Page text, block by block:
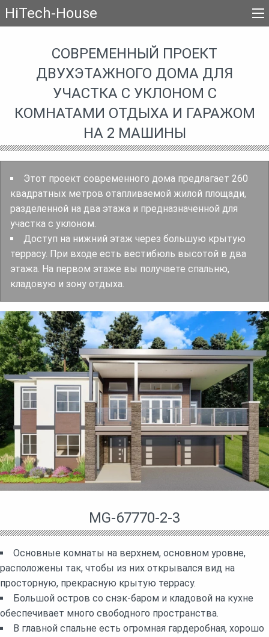
HiTech-House
СОВРЕМЕННЫЙ ПРОЕКТ
ДВУХЭТАЖНОГО ДОМА ДЛЯ
УЧАСТКА С УКЛОНОМ С
КОМНАТАМИ ОТДЫХА И ГАРАЖОМ
НА 2 МАШИНЫ
Этот проект современного дома предлагает 260
квадратных метров отапливаемой жилой площади,
разделенной на два этажа и предназначенной для
участка с уклоном.
Доступ на нижний этаж через большую крытую
террасу. При входе есть вестибюль высотой в два
этажа. На первом этаже вы получаете спальню,
кладовую и зону отдыха.
MG-67770-2-3
Основные комнаты на верхнем, основном уровне,
расположены так, чтобы из них открывался вид на
просторную, прекрасную крытую террасу.
Большой остров со снэк-баром и кладовой на кухне
обеспечивает много свободного пространства.
В главной спальне есть огромная гардеробная, хорошо